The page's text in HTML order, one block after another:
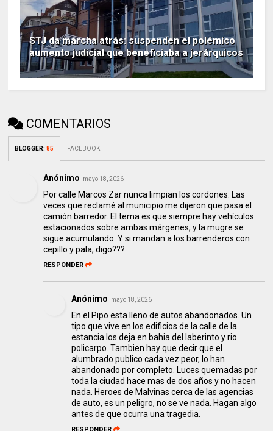
STJ da marcha atrás: suspenden el polémico
aumento judicial que beneficiaba a jerárquicos
COMENTARIOS
BLOGGER:85 FACEBOOK
Anónimo mayo 18, 2026
Por calle Marcos Zar nunca limpian los cordones. Las
veces que reclamé al municipio me dijeron que pasa el
camión barredor. El tema es que siempre hay vehículos
estacionados sobre ambas márgenes, y la mugre se
sigue acumulando. Y si mandan a los barrenderos con
cepillo y pala, digo???
RESPONDER
Anónimo mayo 18, 2026
En el Pipo esta lleno de autos abandonados. Un
tipo que vive en los edificios de la calle de la
estancia los deja en bahia del laberinto y rio
policarpo. Tambien hay que decir que el
alumbrado publico cada vez peor, lo han
abandonado por completo. Luces quemadas por
toda la ciudad hace mas de dos años y no hacen
nada. Heroes de Malvinas cerca de las agencias
de auto, es un peligro, no se ve nada. Hagan algo
antes de que ocurra una tragedia.